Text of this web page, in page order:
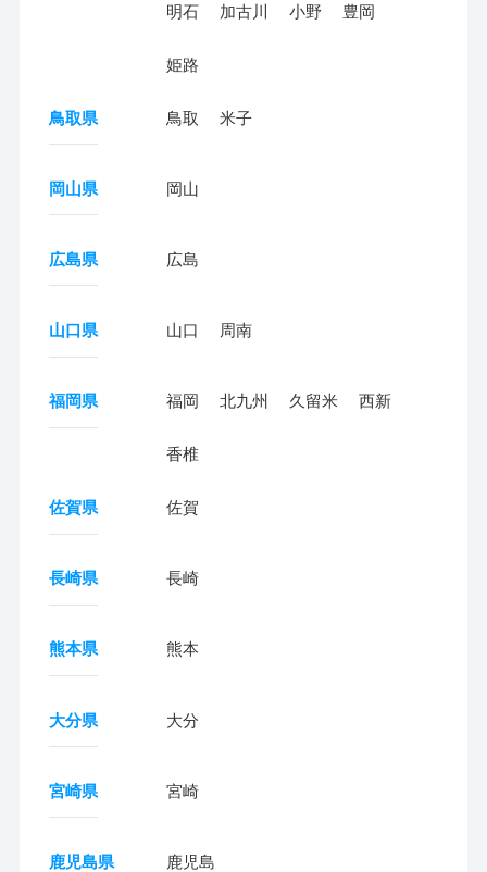
明石 加古川 小野 豊岡
姫路
鳥取県 鳥取 米子
岡山県 岡山
広島県 広島
山口県 山口 周南
福岡県 福岡 北九州 久留米 西新
香椎
佐賀県 佐賀
長崎県 長崎
熊本県 熊本
大分県 大分
宮崎県 宮崎
鹿児島県 鹿児島